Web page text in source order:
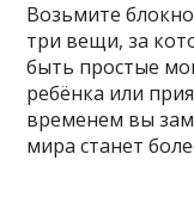
Возьмите
три вещи, за
быть простые
ребёнка или
временем вы
мира станет